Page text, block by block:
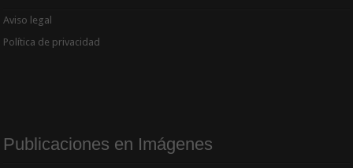
Aviso legal
Política de privacidad
Publicaciones en Imágenes